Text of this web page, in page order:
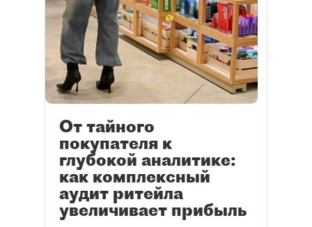
От тайного
покупателя к
глубокой аналитике:
как комплексный
аудит ритейла
увеличивает прибыль